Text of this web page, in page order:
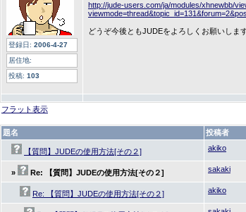
登録日: 2006-4-27
居住地:
投稿: 103
http://jude-users.com/ja/modules/xhnewbb/
どうぞ今後ともJUDEをよろしくお願いします
フラット表示
題名 投稿者
【質問】JUDEの使用方法[その２] akiko
» Re: 【質問】JUDEの使用方法[その２] sakaki
Re: 【質問】JUDEの使用方法[その２] akiko